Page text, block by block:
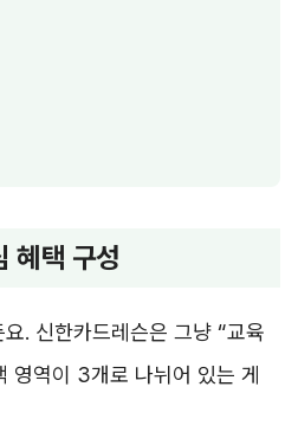
혜택 구성
. 신한카드레슨은 그냥 “교육
영역이 3개로 나뉘어 있는 게